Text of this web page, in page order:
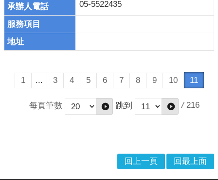
05-5522435
1 ... 3 4 5 6 7 8 9 10 11
每頁筆數 跳到 / 216
回上一頁 回最上面